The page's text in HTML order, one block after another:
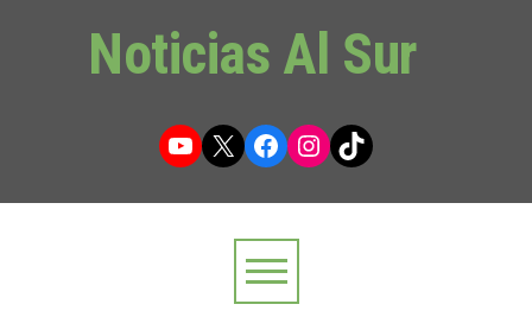
Noticias Al Sur
YouTube
X Facebook
Instagram
TikTok